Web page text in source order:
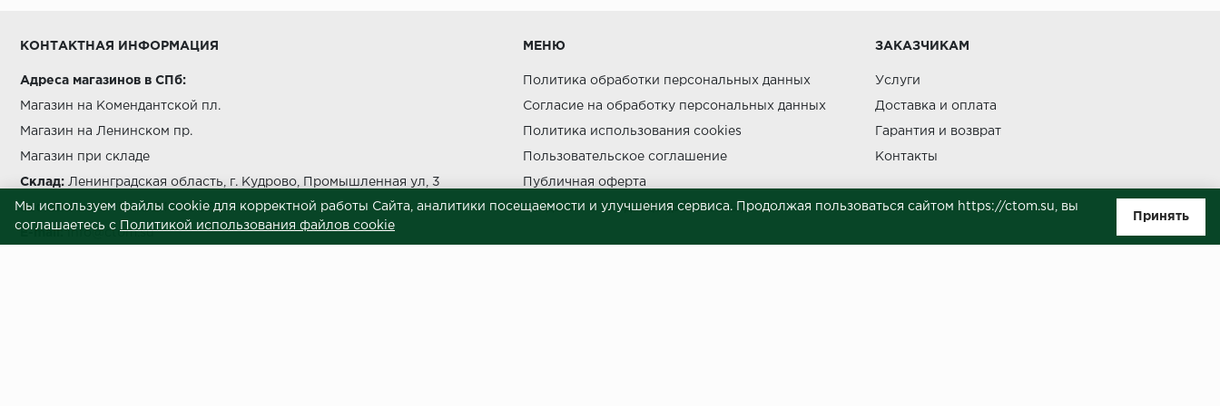
КОНТАКТНАЯ ИНФОРМАЦИЯ
Адреса магазинов в СПб:
Магазин на Комендантской пл.
Магазин на Ленинском пр.
Магазин при складе
Склад: Ленинградская область, г. Кудрово, Промышленная ул, 3
Звоните нам:+7 812 245 69 28
E-mail: info@ctom.su
МЕНЮ
Политика обработки персональных данных
Согласие на обработку персональных данных
Политика использования cookies
Пользовательское соглашение
Публичная оферта
Сведения о продавце (реквизиты)
ЗАКАЗЧИКАМ
Услуги
Доставка и оплата
Гарантия и возврат
Контакты
Мы используем файлы cookie для корректной работы Сайта, аналитики посещаемости и улучшения сервиса. Продолжая пользоваться сайтом https://ctom.su, вы
соглашаетесь с
Политикой использования файлов cookie
Принять